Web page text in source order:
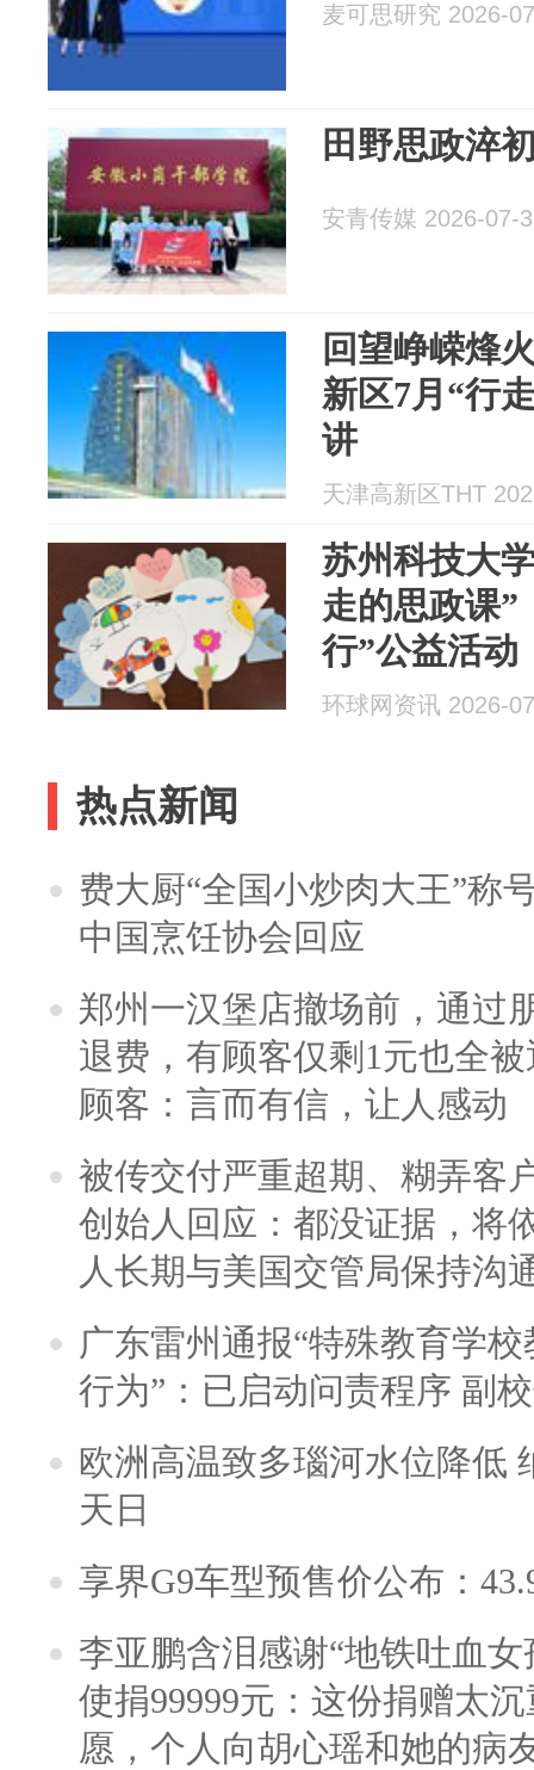
麦可思研究 2026-
田野思政淬
安青传媒 2026-07-
回望峥嵘烽
新区7月“行
讲
天津高新区THT
苏州科技大
走的思政课”
行”公益活动
环球网资讯 2026-
热点新闻
费大厨“全国小炒肉大王”称
中国烹饪协会回应
郑州一汉堡店撤场前，通过
退费，有顾客仅剩1元也全
顾客：言而有信，让人感动
被传交付严重超期、糊弄客
创始人回应：都没证据，将
人长期与美国交管局保持沟
广东雷州通报“特殊教育学
行为”：已启动问责程序 副
欧洲高温致多瑙河水位降低
天日
享界G9车型预售价公布：
李亚鹏含泪感谢“地铁吐血
使捐99999元：这份捐赠太
愿，个人向胡心瑶和她的病